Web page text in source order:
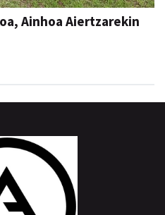
Ainhoa Aiertzarekin